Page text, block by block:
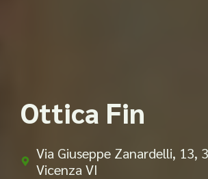
Ottica Fin
Via Giuseppe Zanardelli, 13,
Vicenza VI